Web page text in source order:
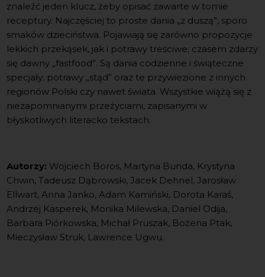
znaleźć jeden klucz, żeby opisać zawarte w tomie
receptury. Najczęściej to proste dania „z duszą”, sporo
smaków dzieciństwa. Pojawiają się zarówno propozycje
lekkich przekąsek, jak i potrawy treściwe; czasem zdarzy
się dawny „fastfood”. Są dania codzienne i świąteczne
specjały; potrawy „stąd” oraz te przywiezione z innych
regionów Polski czy nawet świata. Wszystkie wiążą się z
niezapomnianymi przeżyciami, zapisanymi w
błyskotliwych literacko tekstach.
Autorzy: Wojciech Boros, Martyna Bunda, Krystyna
Chwin, Tadeusz Dąbrowski, Jacek Dehnel, Jarosław
Ellwart, Anna Janko, Adam Kamiński, Dorota Karaś,
Andrzej Kasperek, Monika Milewska, Daniel Odija,
Barbara Piórkowska, Michał Pruszak, Bożena Ptak,
Mieczysław Struk, Lawrence Ugwu.